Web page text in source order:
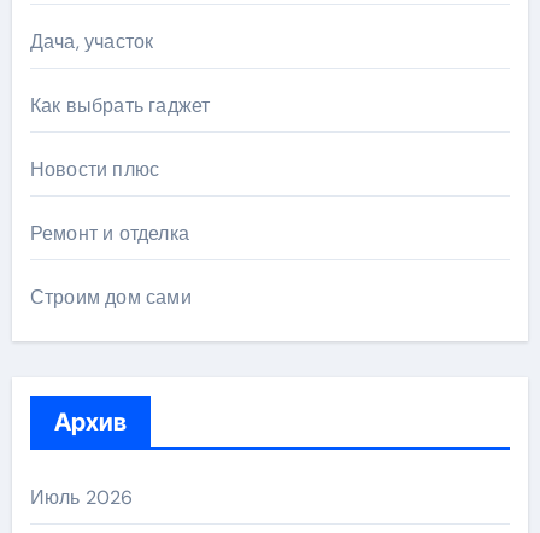
Дача, участок
Как выбрать гаджет
Новости плюс
Ремонт и отделка
Строим дом сами
Архив
Июль 2026